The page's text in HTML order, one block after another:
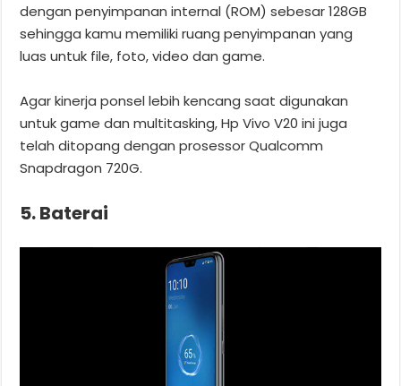
dengan penyimpanan internal (ROM) sebesar 128GB
sehingga kamu memiliki ruang penyimpanan yang
luas untuk file, foto, video dan game.
Agar kinerja ponsel lebih kencang saat digunakan
untuk game dan multitasking, Hp Vivo V20 ini juga
telah ditopang dengan prosessor Qualcomm
Snapdragon 720G.
5. Baterai